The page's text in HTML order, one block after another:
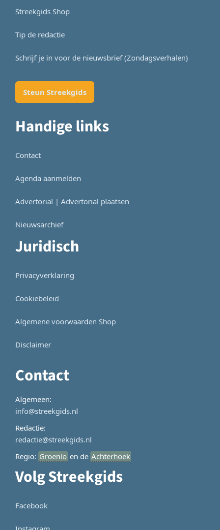
Streekgids Shop
Tip de redactie
Schrijf je in voor de nieuwsbrief (Zondagsverhalen)
Steun Streekgids
Handige links
Contact
Agenda aanmelden
Advertorial | Advertorial plaatsen
Nieuwsarchief
Juridisch
Privacyverklaring
Cookiebeleid
Algemene voorwaarden Shop
Disclaimer
Contact
Algemeen:
info@streekgids.nl
Redactie:
redactie@streekgids.nl
Regio: Groenlo en de Achterhoek
Volg Streekgids
Facebook